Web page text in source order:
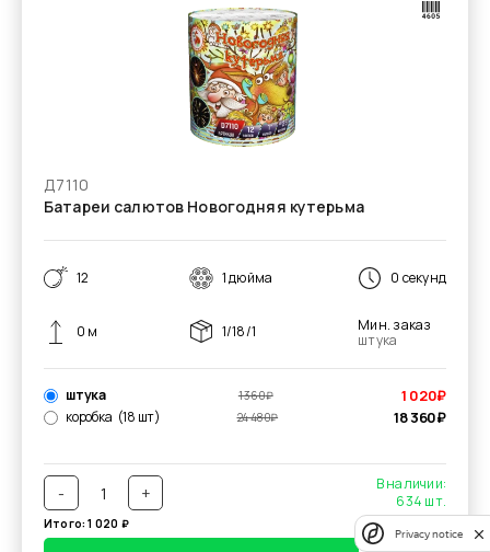
Д7110
Батареи салютов Новогодняя кутерьма
12 1 дюйма 0 секунд
0 м 1/18/1
Мин. заказ
штука
штука 1 360₽ 1 020₽
коробка (18 шт) 24 480₽ 18 360₽
- +
В наличии:
634 шт.
Итого:1 020 ₽
Privacy notice